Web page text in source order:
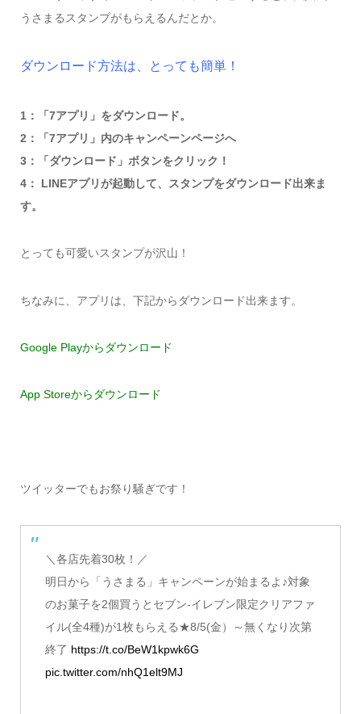
うさまるスタンプがもらえるんだとか。
ダウンロード方法は、とっても簡単！
1：「7アプリ」をダウンロード。
2：「7アプリ」内のキャンペーンページへ
3：「ダウンロード」ボタンをクリック！
4： LINEアプリが起動して、スタンプをダウンロード出来ま
す。
とっても可愛いスタンプが沢山！
ちなみに、アプリは、下記からダウンロード出来ます。
Google Playからダウンロード
App Storeからダウンロード
ツイッターでもお祭り騒ぎです！
＼各店先着30枚！／
明日から「うさまる」キャンペーンが始まるよ♪対象
のお菓子を2個買うとセブン‐イレブン限定クリアファ
イル(全4種)が1枚もらえる★8/5(金）～無くなり次第
終了 https://t.co/BeW1kpwk6G
pic.twitter.com/nhQ1elt9MJ